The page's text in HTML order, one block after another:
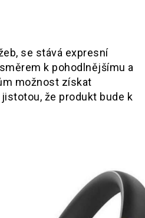
se stává expresní
k pohodlnějšímu a
možnost získat
že produkt bude k